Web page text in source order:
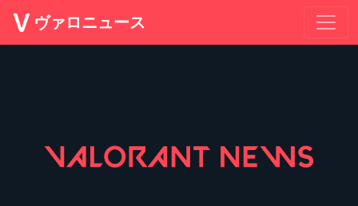
ヴァロニュース